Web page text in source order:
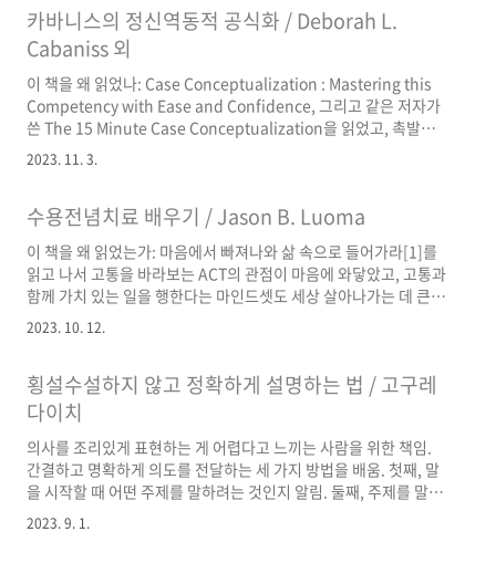
타인을 향한 그들의 관심이나 애정이 보답을 받지 못했다고 느낄
때. (2) 의미 있는 동료 집단에서 소외를 당하거나 다른 사람들에게
서 고립되었을 때. (3) 원치 않는 방법으로 유약함이 노출되었을 때.
(4) 그들 자신이 스스로에게 거는 기대감 또는 인생에서 중요한 다
른 사람들이 자신에게 거는 기대치를 충분히 이루지 못했을 ..
카바니스의 정신역동적 공식화 / Deborah L.
Cabaniss 외
이 책을 왜 읽었나: Case Conceptualization : Mastering this
Competency with Ease and Confidence, 그리고 같은 저자가
쓴 The 15 Minute Case Conceptualization을 읽었고, 촉발인
➡️ 패턴 ➡️ 증상 이라는 간명한 사례개념화 틀을 머릿속에 각인할
수 있었음. Case Conceptualization에는 단기 역동 심리치료 이
개념화의 예시가 담겨 있지만, 너무 정형화된 사례개념화 양식으로
체적으로 사례개념화하는 방법을 배우고 싶었고, 이왕이면 정신역
동 심리치료 이론에 따른 사례개념화를 배우고 ..
2023. 11. 3.
수용전념치료 배우기 / Jason B. Luoma
이 책을 왜 읽었는가: 마음에서 빠져나와 삶 속으로 들어가라[1]를
읽고 나서 고통을 바라보는 ACT의 관점이 마음에 와닿았고, 고통과
함께 가치 있는 일을 행한다는 마인드셋도 세상 살아나가는 데 큰
유익이 있다고 느낌. 다만 이 책에서는 상담실 안에서의 적용 방법
은 구체적으로 나와 있지 않아서 이를 배우고자 수용전념치료 배우
로 분투하고 있을 때 상담자가 솔루션을 제공하려는 태도는 대체로
반치료적이다. 특히 내적 경험은 해결해야 할 문제가 아니라 내담자
와 상담자가 그저 함께 바라봐야 하는 어떤 것일 수 있다. from 4장
현재 순간과 만나기 이를 위해서 상담자가 내담자의 힘든 내용을 해
결해 주려고 노력하지 않을 때 일어나는 상담자 자..
2023. 10. 12.
횡설수설하지 않고 정확하게 설명하는 법 / 고구레
다이치
의사를 조리있게 표현하는 게 어렵다고 느끼는 사람을 위한 책임.
간결하고 명확하게 의도를 전달하는 세 가지 방법을 배움. 첫째, 말
을 시작할 때 어떤 주제를 말하려는 것인지 알림. 둘째, 주제를 말한
후 곧바로 결론을 얘기함. 셋째, 결론의 근거를 말한 후 다시 한 번
결론을 재강조하며 끝냄. 뇌는 예측하려는 경향이 강함. 주제부터
2023. 9. 1.